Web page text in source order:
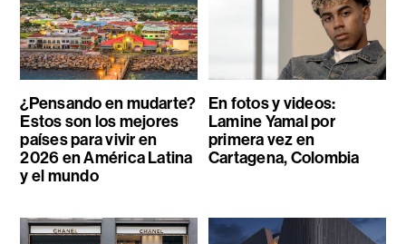
¿Pensando en mudarte?
Estos son los mejores
países para vivir en
2026 en América Latina
y el mundo
En fotos y videos:
Lamine Yamal por
primera vez en
Cartagena, Colombia